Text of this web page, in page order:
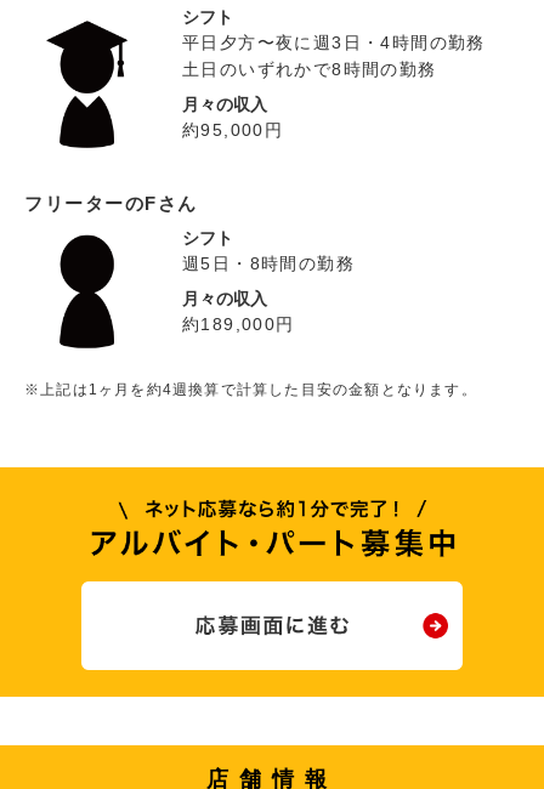
シフト
平日夕方〜夜に週3日・4時間の勤務
土日のいずれかで8時間の勤務
月々の収入
約95,000円
フリーターのFさん
シフト
週5日・8時間の勤務
月々の収入
約189,000円
※上記は1ヶ月を約4週換算で計算した目安の金額となります。
店舗情報